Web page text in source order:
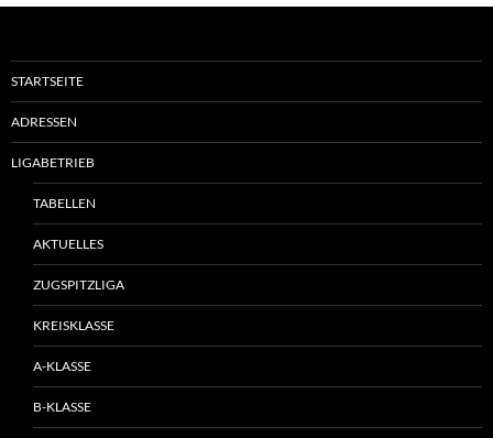
STARTSEITE
ADRESSEN
LIGABETRIEB
TABELLEN
AKTUELLES
ZUGSPITZLIGA
KREISKLASSE
A-KLASSE
B-KLASSE